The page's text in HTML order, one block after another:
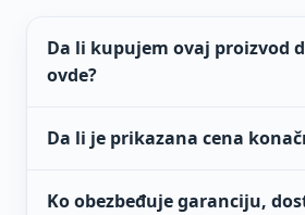
Da li kupujem ovaj proizvod
ovde?
Da li je prikazana cena
Ko obezbeđuje garanciju,